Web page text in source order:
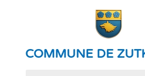
COMMUNE DE